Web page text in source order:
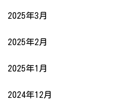
2025年3月
2025年2月
2025年1月
2024年12月